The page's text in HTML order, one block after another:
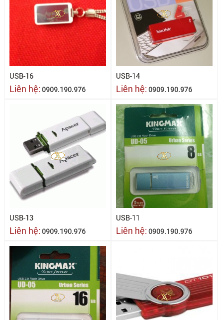
USB-16
Liên hệ: 0909.190.976
USB-14
Liên hệ: 0909.190.976
USB-13
Liên hệ: 0909.190.976
USB-11
Liên hệ: 0909.190.976